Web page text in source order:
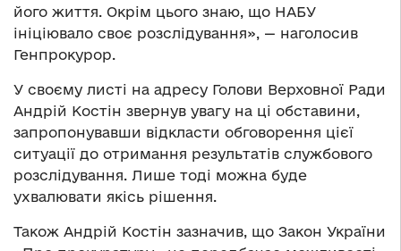
його життя. Окрім цього знаю, що НАБУ
ініціювало своє розслідування», — наголосив
Генпрокурор.
У своєму листі на адресу Голови Верховної Ради
Андрій Костін звернув увагу на ці обставини,
запропонувавши відкласти обговорення цієї
ситуації до отримання результатів службового
розслідування. Лише тоді можна буде
ухвалювати якісь рішення.
Також Андрій Костін зазначив, що Закон України